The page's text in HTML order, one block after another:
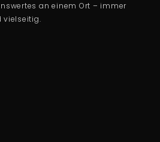
an einem Ort – immer
vielseitig.